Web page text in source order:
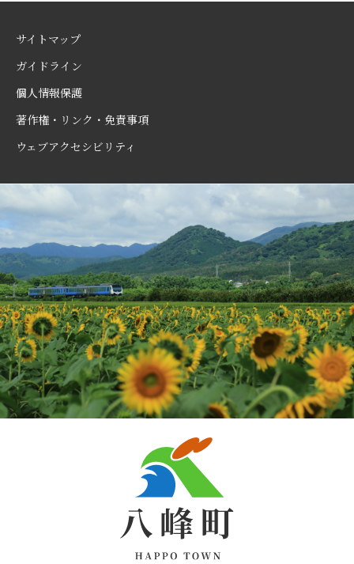
サイトマップ
ガイドライン
個人情報保護
著作権・リンク・免責事項
ウェブアクセシビリティ